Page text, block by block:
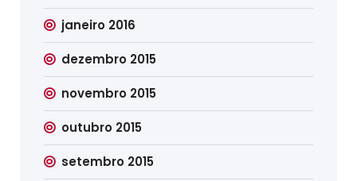
janeiro 2016
dezembro 2015
novembro 2015
outubro 2015
setembro 2015